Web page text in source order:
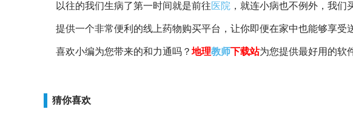
以往的我们生病了第一时间就是前往医院 ，就连小病也不例外，我
提供一个非常便利的线上药物购买平台，让你即便在家中也能够享受
喜欢小编为您带来的和力通吗？ 地理教师下载站为您提供最好用的软
猜你喜欢